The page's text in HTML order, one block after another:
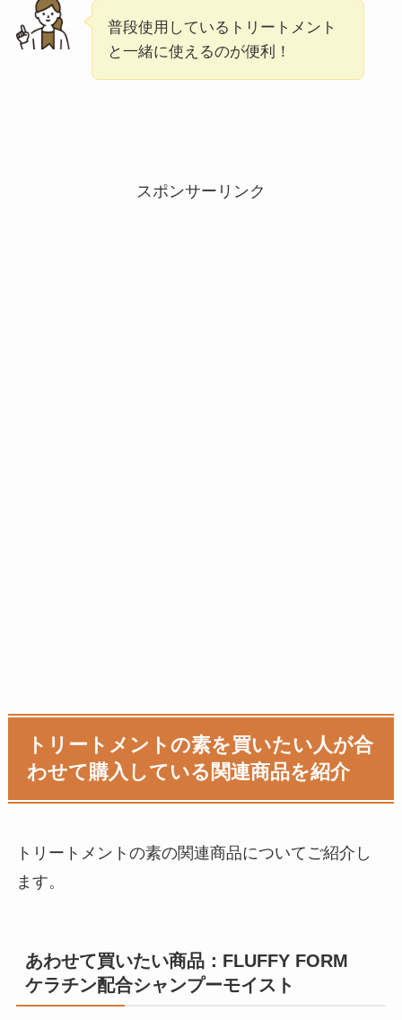
普段使用しているトリートメント
と一緒に使えるのが便利！
スポンサーリンク
トリートメントの素を買いたい人が合
わせて購入している関連商品を紹介
トリートメントの素の関連商品についてご紹介し
ます。
あわせて買いたい商品：FLUFFY FORM
ケラチン配合シャンプーモイスト